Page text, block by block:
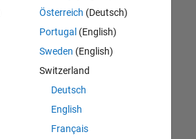
Österreich (Deutsch)
Portugal (English)
Sweden (English)
Switzerland
Deutsch
English
Français